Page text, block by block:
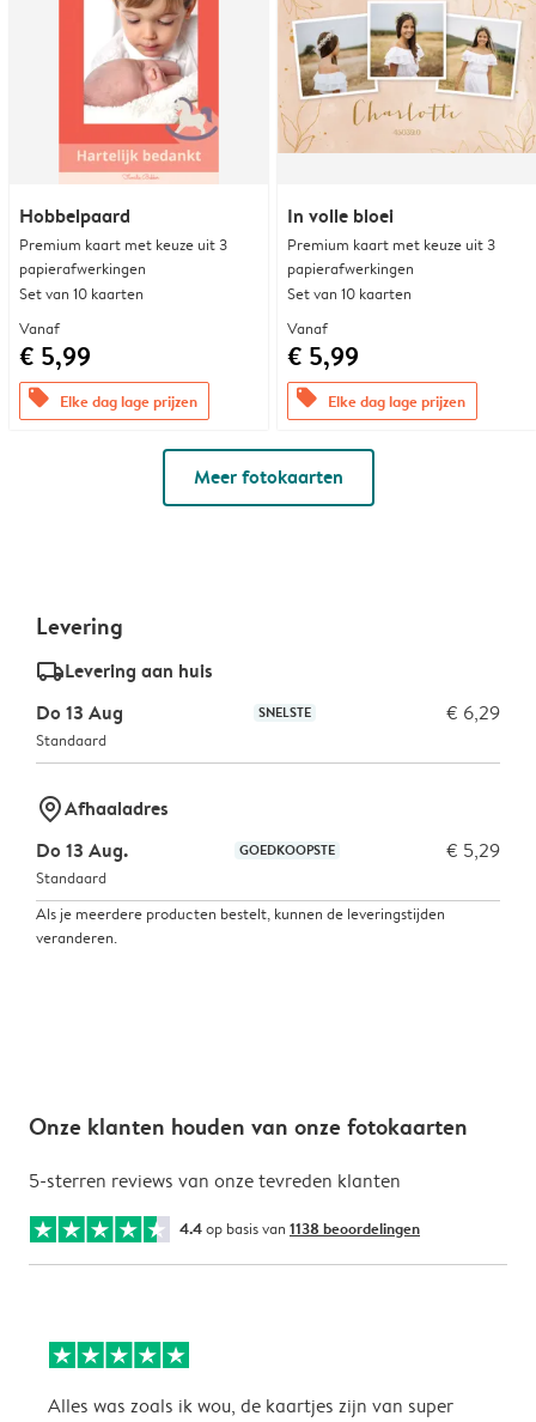
Hobbelpaard
Premium kaart met keuze uit 3
papierafwerkingen
Set van 10 kaarten
Vanaf
€ 5,99
offers Elke dag lage prijzen
In volle bloei
Premium kaart met keuze uit 3
papierafwerkingen
Set van 10 kaarten
Vanaf
€ 5,99
offers Elke dag lage prijzen
Meer fotokaarten
Levering
delivery_standard_v2Levering aan huis
Do 13 Aug
SNELSTE € 6,29
Standaard
marker-pinAfhaaladres
Do 13 Aug.
GOEDKOOPSTE € 5,29
Standaard
Als je meerdere producten bestelt, kunnen de leveringstijden
veranderen.
Onze klanten houden van onze fotokaarten
5-sterren reviews van onze tevreden klanten
4.4op basis van 1138 beoordelingen
Alles was zoals ik wou, de kaartjes zijn van super